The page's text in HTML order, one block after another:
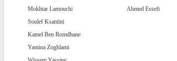
Mokhtar Lamouchi
Soulef Ksantini
Kamel Ben Romdhane
Yamina Zoghlami
Ahmed Essefi